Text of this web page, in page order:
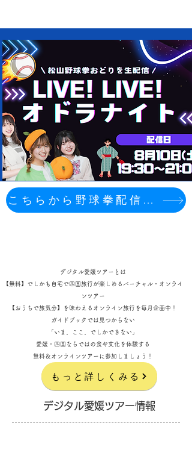
こちらから野球拳配信19:30~
デジタル愛媛ツアーとは
【無料】でしかも自宅で四国旅行が楽しめるバーチャル・オンライ
ンツアー
【おうちで旅気分】を味わえるオンライン旅行を毎月企画中！
ガイドブックでは見つからない
「いま、ここ、でしかできない」
愛媛・四国ならではの食や文化を体験する
​無料＆オンラインツアーに参加しましょう！
もっと詳しくみる
デジタル愛媛ツアー情報